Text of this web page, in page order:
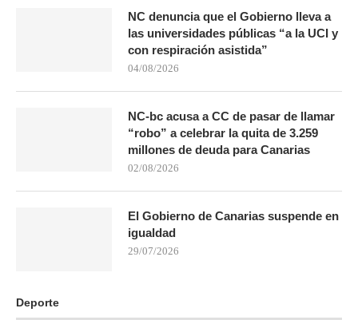
NC denuncia que el Gobierno lleva a
las universidades públicas “a la UCI y
con respiración asistida”
04/08/2026
NC-bc acusa a CC de pasar de llamar
“robo” a celebrar la quita de 3.259
millones de deuda para Canarias
02/08/2026
El Gobierno de Canarias suspende en
igualdad
29/07/2026
Deporte